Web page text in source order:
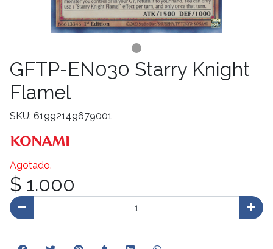
GFTP-EN030 Starry Knight
Flamel
SKU: 61992149679001
Agotado.
$ 1.000